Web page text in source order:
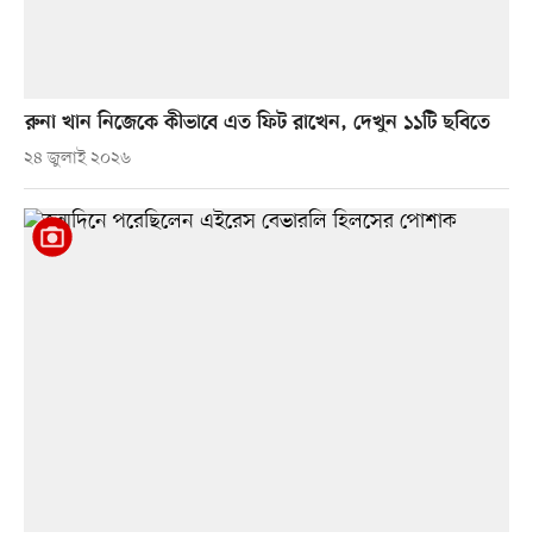
রুনা খান নিজেকে কীভাবে এত ফিট রাখেন, দেখুন ১১টি ছবিতে
২৪ জুলাই ২০২৬